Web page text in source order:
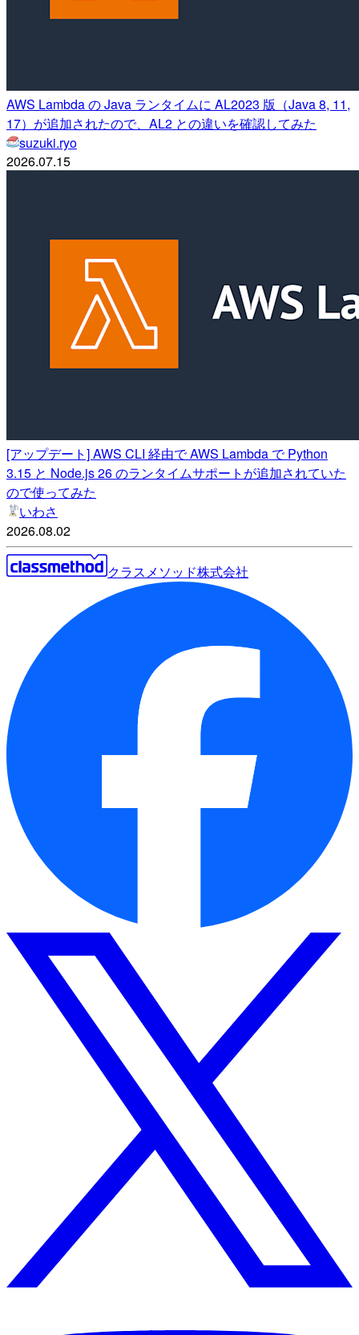
AWS Lambda の Java ランタイムに AL2023 版（Java 8, 11,
17）が追加されたので、AL2 との違いを確認してみた
suzuki.ryo
2026.07.15
[アップデート] AWS CLI 経由で AWS Lambda で Python
3.15 と Node.js 26 のランタイムサポートが追加されていた
ので使ってみた
いわさ
2026.08.02
クラスメソッド株式会社